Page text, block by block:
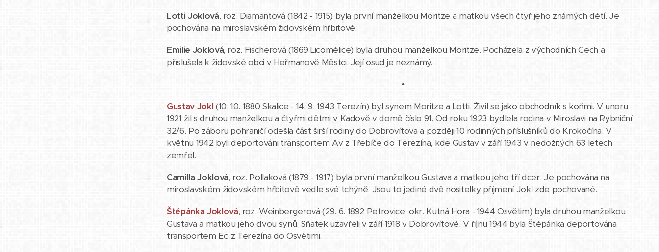
Lotti Joklová, roz. Diamantová (1842 - 1915) byla první manželkou Moritze a matkou všech čtyř jeho známých dětí. Je
pochována na miroslavském židovském hřbitově.
Emilie Joklová, roz. Fischerová (1869 Licomělice) byla druhou manželkou Moritze. Pocházela z východních Čech a
příslušela k židovské obci v Heřmanově Městci. Její osud je neznámý.
•
Gustav Jokl (10. 10. 1880 Skalice - 14. 9. 1943 Terezín) byl synem Moritze a Lotti. Živil se jako obchodník s koňmi. V únoru
1921 žil s druhou manželkou a čtyřmi dětmi v Kadově v domě číslo 91. Od roku 1923 bydlela rodina v Miroslavi na Rybniční
32/6. Po záboru pohraničí odešla část širší rodiny do Dobrovítova a později 10 rodinných příslušníků do Krokočína. V
květnu 1942 byli deportováni transportem Av z Třebíče do Terezína, kde Gustav v září 1943 v nedožitých 63 letech
zemřel.
Camilla Joklová, roz. Pollaková (1879 - 1917) byla první manželkou Gustava a matkou jeho tří dcer. Je pochována na
miroslavském židovském hřbitově vedle své tchýně. Jsou to jediné dvě nositelky příjmení Jokl zde pochované.
Štěpánka Joklová, roz. Weinbergerová (29. 6. 1892 Petrovice, okr. Kutná Hora - 1944 Osvětim) byla druhou manželkou
Gustava a matkou jeho dvou synů. Sňatek uzavřeli v září 1918 v Dobrovítově. V říjnu 1944 byla Štěpánka deportována
transportem Eo z Terezína do Osvětimi.